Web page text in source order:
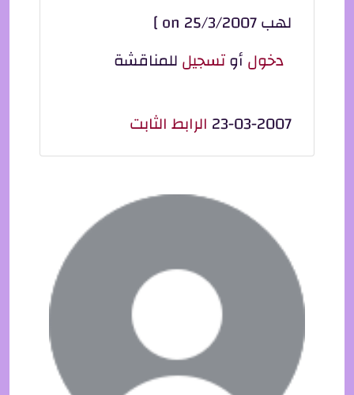
لهب on 25/3/2007 ]
دخولأوتسجيلللمناقشة
23-03-2007 الرابط الثابت